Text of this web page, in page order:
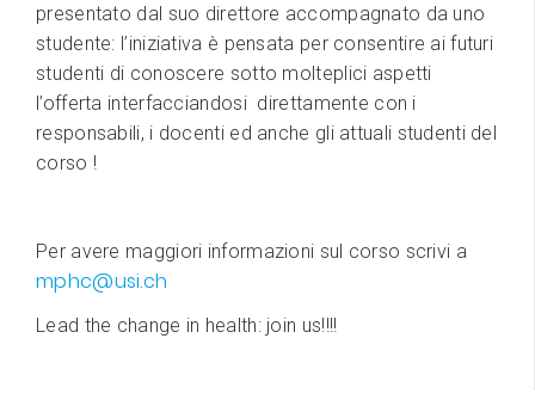
presentato dal suo direttore accompagnato da uno
studente: l’iniziativa è pensata per consentire ai futuri
studenti di conoscere sotto molteplici aspetti
l’offerta interfacciandosi direttamente con i
responsabili, i docenti ed anche gli attuali studenti del
corso !
Per avere maggiori informazioni sul corso scrivi a
mphc@usi.ch
Lead the change in health: join us!!!!